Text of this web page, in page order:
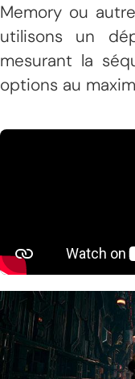
Memory ou
utilisons un
mesurant la
options au